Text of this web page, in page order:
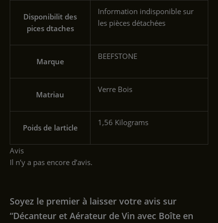
Disponibilit des
pices dtaches
‎Information indisponible sur
les pièces détachées
Marque
‎BEEFSTONE
Matriau
‎Verre Bois
Poids de larticle
‎1,56 Kilograms
Avis
Il n’y a pas encore d’avis.
Soyez le premier à laisser votre avis sur
“Décanteur et Aérateur de Vin avec Boîte en